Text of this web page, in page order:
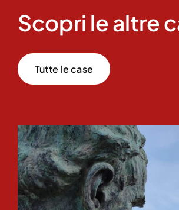
Scopri le altre
Tutte le case